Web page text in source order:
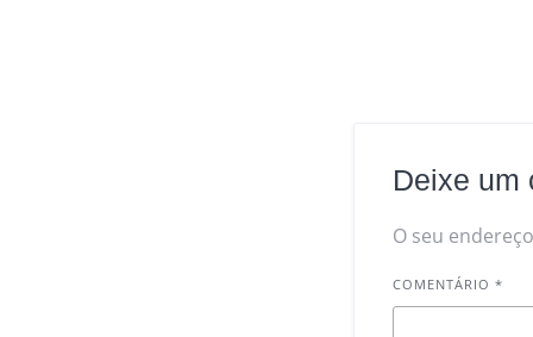
Deixe um
O seu
COMENTÁRIO*